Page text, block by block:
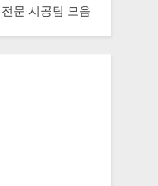
문 시공팀 모음